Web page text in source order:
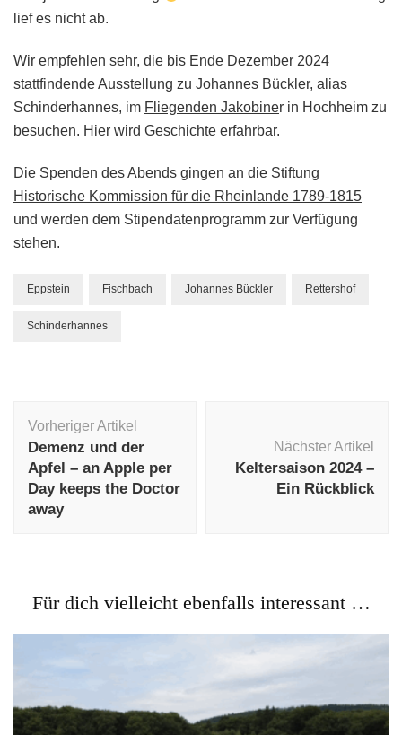
lief es nicht ab.
Wir empfehlen sehr, die bis Ende Dezember 2024
stattfindende Ausstellung zu Johannes Bückler, alias
Schinderhannes, im Fliegenden Jakobiner in Hochheim zu
besuchen. Hier wird Geschichte erfahrbar.
Die Spenden des Abends gingen an die Stiftung
Historische Kommission für die Rheinlande 1789-1815
und werden dem Stipendatenprogramm zur Verfügung
stehen.
Eppstein Fischbach Johannes Bückler Rettershof
Schinderhannes
Vorheriger Artikel
Demenz und der
Apfel – an Apple per
Day keeps the Doctor
away
Nächster Artikel
Keltersaison 2024 –
Ein Rückblick
Für dich vielleicht ebenfalls interessant …